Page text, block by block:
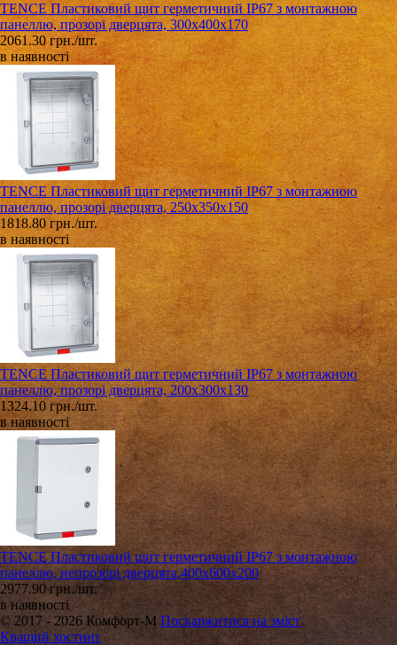
TENCE Пластиковий щит герметичний IP67 з монтажною
панеллю, прозорі дверцята, 300х400х170
2061.30 грн./шт.
в наявності
TENCE Пластиковий щит герметичний IP67 з монтажною
панеллю, прозорі дверцята, 250х350х150
1818.80 грн./шт.
в наявності
TENCE Пластиковий щит герметичний IP67 з монтажною
панеллю, прозорі дверцята, 200х300х130
1324.10 грн./шт.
в наявності
TENCE Пластиковий щит герметичний IP67 з монтажною
панеллю, непрозорі дверцята,400х600х200
2977.90 грн./шт.
в наявності
© 2017 - 2026 Комфорт-М Поскаржитися на зміст
Кращий хостинг